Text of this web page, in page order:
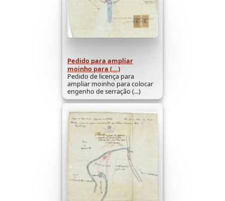
Pedido para ampliar
moinho para (...)
Pedido de licença para
ampliar moinho para colocar
engenho de serração (...)